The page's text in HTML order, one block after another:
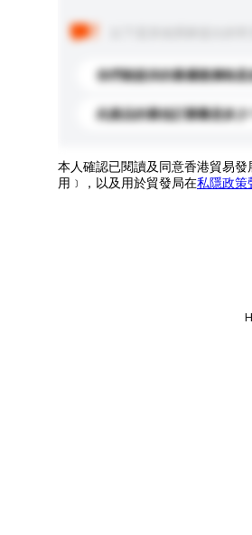
你們能提供的最優惠價格是
此產品的最低訂購量是多少
本人確認已閱讀及同意香港貿易發
用﹞，以及用於貿發局在私隱政策